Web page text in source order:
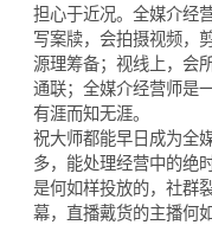
担心于近况。全媒介经
写案牍，会拍摄视频，
源理筹备；视线上，会
通联；全媒介经营师是
有涯而知无涯。
祝大师都能早日成为全
多，能处理经营中的绝
是何如样投放的，社群
幕，直播戴货的主播何